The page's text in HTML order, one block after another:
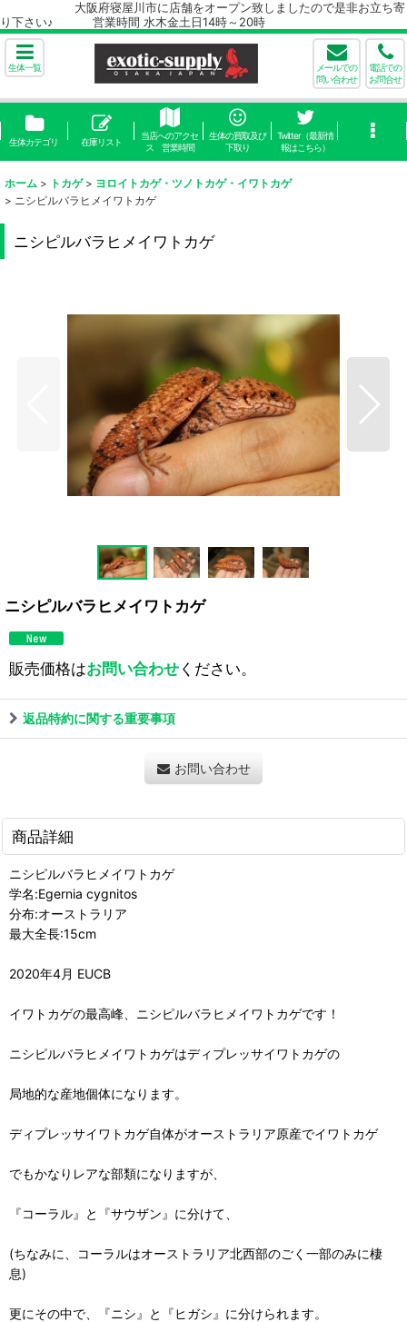
大阪府寝屋川市に店舗をオープン致しましたので是非お立ち寄
り下さい♪ 営業時間 水木金土日14時～20時
生体一覧
メールでの
問い合わせ
電話での
お問合せ
生体カテゴリ 在庫リスト
当店へのアクセ
ス 営業時間
生体の買取及び
下取り
Twitter（最新情
報はこちら）
ホーム > トカゲ > ヨロイトカゲ・ツノトカゲ・イワトカゲ
> ニシピルバラヒメイワトカゲ
ニシピルバラヒメイワトカゲ
ニシピルバラヒメイワトカゲ
販売価格はお問い合わせください。
返品特約に関する重要事項
お問い合わせ
商品詳細
ニシピルバラヒメイワトカゲ
学名:Egernia cygnitos
分布:オーストラリア
最大全長:15cm
2020年4月 EUCB
イワトカゲの最高峰、ニシピルバラヒメイワトカゲです！
ニシピルバラヒメイワトカゲはディプレッサイワトカゲの
局地的な産地個体になります。
ディプレッサイワトカゲ自体がオーストラリア原産でイワトカゲ
でもかなりレアな部類になりますが、
『コーラル』と『サウザン』に分けて、
(ちなみに、コーラルはオーストラリア北西部のごく一部のみに棲
息)
更にその中で、『ニシ』と『ヒガシ』に分けられます。